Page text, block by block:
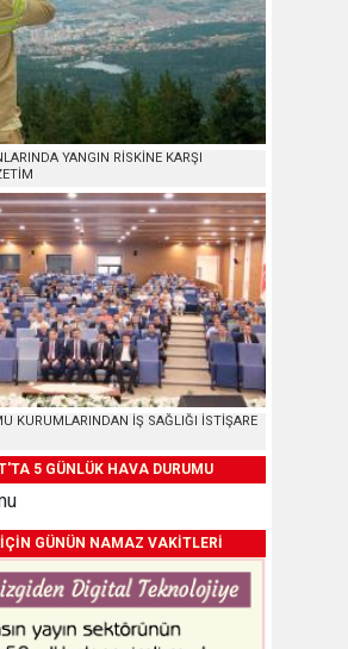
YANGIN RİSKİNE KARŞI
KURUMLARINDAN İŞ SAĞLIĞI İSTİŞARE
5 GÜNLÜK HAVA DURUMU
GÜNÜN NAMAZ VAKİTLERİ